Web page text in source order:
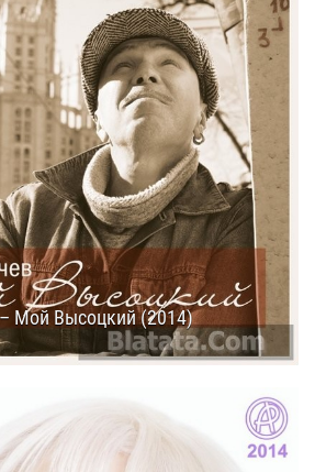
Мой Высоцкий (2014)